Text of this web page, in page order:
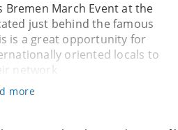
March Event at the
just behind the famous
is a great opportunity for
oriented locals to
network
more